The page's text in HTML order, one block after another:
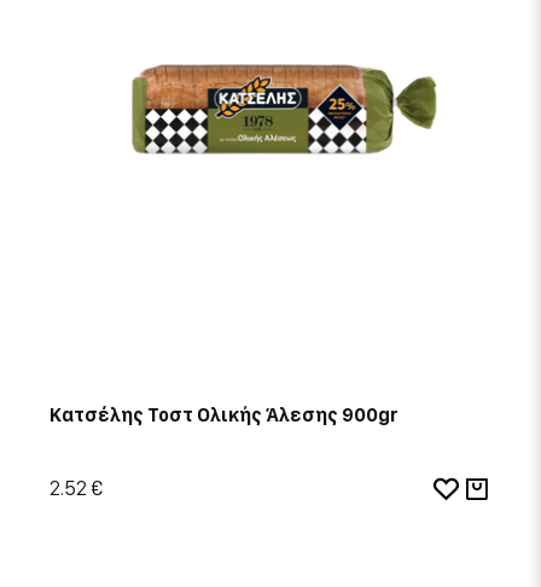
Κατσέλης Τοστ Ολικής Άλεσης 900gr
2.52 €